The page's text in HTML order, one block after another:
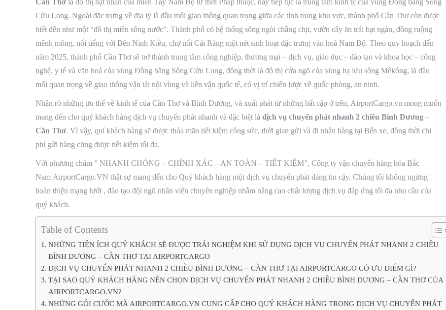
Cửu Long. Ngoài đặc trưng về địa lý là đầu mối giao thông quan trọng giữa các tỉnh trong khu vực, thành phố Cần Thơ còn được
biết đến như một “đô thị miền sông nước”. Thành phố có hệ thống sông ngòi chằng chịt, vườn cây ăn trái bạt ngàn, đồng ruộng
mênh mông, nổi tiếng với Bến Ninh Kiều, chợ nổi Cái Răng một nét sinh hoạt đặc trưng văn hoá Nam Bộ. Theo quy hoạch đến
năm 2025, thành phố Cần Thơ sẽ trở thành trung tâm công nghiệp, thương mại – dịch vụ, giáo dục – đào tạo và khoa học – công
nghệ, y tế và văn hoá của vùng Đồng bằng Sông Cửu Long, đồng thời là đô thị cửa ngõ của vùng hạ lưu sông Mêkông, là đầu
mối quan trọng về giao thông vận tải nội vùng và liên vận quốc tế, có vị trí chiến lược về quốc phòng, an ninh.
Nhận rõ những ưu thế về kinh tế của Cần Thơ và Bình Dương, và xuất phát từ những bất cập ở trên, AirportCargo.vn mong muốn
mang đến cho quý khách hàng dịch vụ chuyển phát nhanh và đặc biệt là dịch vụ chuyển phát nhanh 2 chiều Bình Dương –
Cần Thơ. Vì vậy, quí khách hàng sẽ được thỏa mãn tiết kiệm công sức, thời gian gửi và đi nhận hàng tại Bến xe, đồng thời chi
phí gửi hàng cũng được tiết kiệm tối đa.
Với phương châm ” NHANH CHÓNG – CHÍNH XÁC – AN TOÀN – TIẾT KIỆM”, Công ty vận chuyển hàng hóa Bắc
Nam AirportCargo.VN thật sự mang đến cho Quý khách hàng một dịch vụ chuyển phát đáng tin cậy. Chúng tôi không ngừng
hoàn thiện mạng lưới , đào tạo đội ngũ nhân viên chuyên nghiệp nhằm nâng cao chất lượng dịch vụ đáp ứng tối đa nhu cầu của
quý khách.
Table of Contents
NHỮNG TIỆN ÍCH QUÝ KHÁCH SẼ ĐƯỢC TRẢI NGHIỆM KHI SỬ DỤNG DỊCH VỤ CHUYỂN PHÁT NHANH 2 CHIỀU
BÌNH DƯƠNG – CẦN THƠ TẠI AIRPORTCARGO
DỊCH VỤ CHUYỂN PHÁT NHANH 2 CHIỀU BÌNH DƯƠNG – CẦN THƠ TẠI AIRPORTCARGO CÓ ƯU ĐIỂM GÌ?
TẠI SAO QUÝ KHÁCH HÀNG NÊN CHỌN DỊCH VỤ CHUYỂN PHÁT NHANH 2 CHIỀU BÌNH DƯƠNG – CẦN THƠ CỦA
AIRPORTCARGO.VN?
NHỮNG GÓI CƯỚC MÀ AIRPORTCARGO.VN CUNG CẤP CHO QUÝ KHÁCH HÀNG TRONG DỊCH VỤ CHUYỂN PHÁT